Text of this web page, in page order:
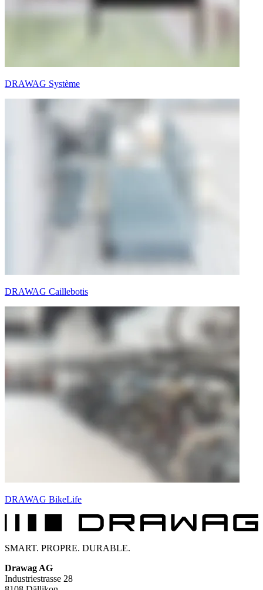
DRAWAG Système
DRAWAG Caillebotis
DRAWAG BikeLife
SMART. PROPRE. DURABLE.
Drawag AG
Industriestrasse 28